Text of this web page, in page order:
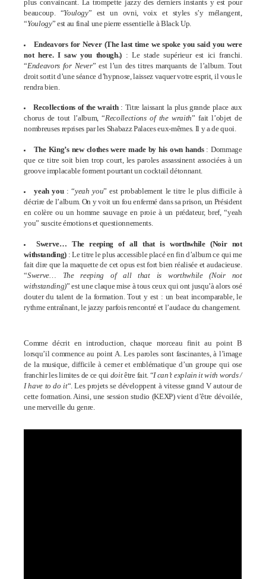
plus convaincant. La trompette jazzy des derniers instants y est pour
beaucoup. “Youlogy” est un ovni, voix et styles s’y mélangent,
“Youlogy” est au final une pierre essentielle à Black Up.
Endeavors for Never (The last time we spoke you said you were
not here. I saw you though.) : Le stade supérieur est ici franchi.
“Endeavors for Never” est l’un des titres marquants de l’album. Tout
droit sortit d’une séance d’hypnose, laissez vaquer votre esprit, il vous le
rendra bien.
Recollections of the wraith: Titre laissant la plus grande place aux
chorus de tout l’album, “Recollections of the wraith” fait l’objet de
nombreuses reprises par les Shabazz Palaces eux-mêmes. Il y a de quoi.
The King’s new clothes were made by his own hands: Dommage
que ce titre soit bien trop court, les paroles assassinent associées à un
groove implacable forment pourtant un cocktail détonnant.
yeah you: “yeah you” est probablement le titre le plus difficile à
décrire de l’album. On y voit un fou enfermé dans sa prison, un Président
en colère ou un homme sauvage en proie à un prédateur, bref, “yeah
you” suscite émotions et questionnements.
Swerve… The reeping of all that is worthwhile (Noir not
withstanding): Le titre le plus accessible placé en fin d’album ce qui me
fait dire que la maquette de cet opus est fort bien réalisée et audacieuse.
“Swerve… The reeping of all that is worthwhile (Noir not
withstanding)” est une claque mise à tous ceux qui ont jusqu’à alors osé
douter du talent de la formation. Tout y est : un beat incomparable, le
rythme entraînant, le jazzy parfois rencontré et l’audace du changement.
Comme décrit en introduction, chaque morceau finit au point B
lorsqu’il commence au point A. Les paroles sont fascinantes, à l’image
de la musique, difficile à cerner et emblématique d’un groupe qui ose
franchir les limites de ce qui doitêtre fait. “I can’t explain it with words /
I have to do it“.Les projets se développent à vitesse grand V autour de
cette formation. Ainsi, une session studio (KEXP) vient d’être dévoilée,
une merveille du genre.